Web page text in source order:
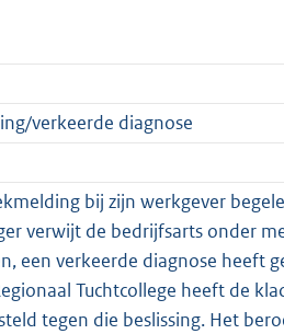
verkeerde diagnose
bij zijn werkgever
verwijt de bedrijfsarts onder
een verkeerde diagnose heeft
Tuchtcollege heeft de
tegen die beslissing. Het